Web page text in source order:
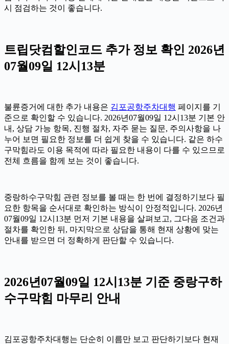
시 점검하는 것이 좋습니다.
트립닷컴할인코드 추가 정보 확인 2026년
07월09일 12시13분
불륜증거에 대한 추가 내용은 김포공항주차대행 페이지를 기
준으로 확인할 수 있습니다. 2026년07월09일 12시13분 기본 안
내, 상담 가능 항목, 진행 절차, 자주 묻는 질문, 주의사항을 나
누어 보면 필요한 정보를 더 쉽게 찾을 수 있습니다. 같은 하수
구막힘라도 이용 목적에 따라 필요한 내용이 다를 수 있으므로
전체 흐름을 함께 보는 것이 좋습니다.
중랑하수구막힘 관련 정보를 볼 때는 한 번에 결정하기보다 필
요한 항목을 순서대로 확인하는 방식이 안정적입니다. 2026년
07월09일 12시13분 먼저 기본 내용을 살펴보고, 그다음 조건과
절차를 확인한 뒤, 마지막으로 상담을 통해 현재 상황에 맞는
안내를 받으면 더 정확하게 판단할 수 있습니다.
2026년07월09일 12시13분 기준 중랑구하
수구막힘 마무리 안내
김포공항주차대행는 단순히 이름만 보고 판단하기보다 현재